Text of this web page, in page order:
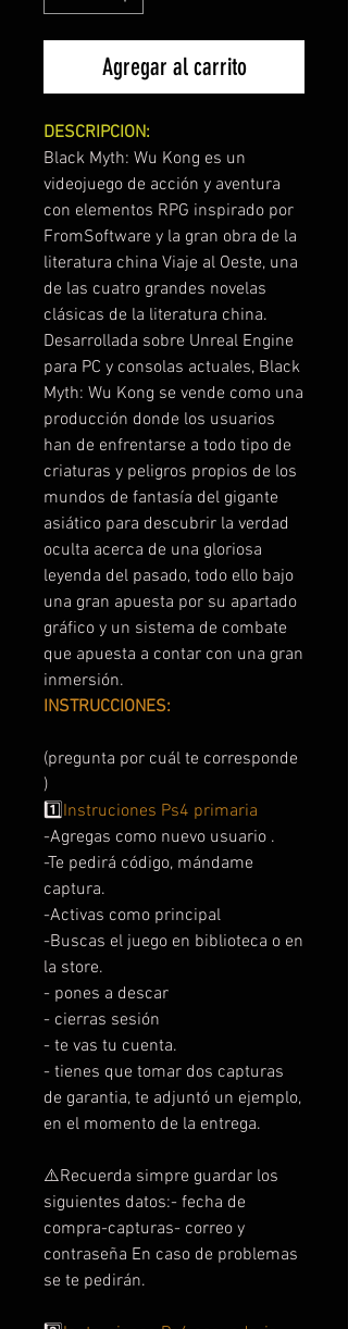
Agregar al carrito
DESCRIPCION:
Black Myth: Wu Kong es un
videojuego de acción y aventura
con elementos RPG inspirado por
FromSoftware y la gran obra de la
literatura china Viaje al Oeste, una
de las cuatro grandes novelas
clásicas de la literatura china.
Desarrollada sobre Unreal Engine
para PC y consolas actuales, Black
Myth: Wu Kong se vende como una
producción donde los usuarios
han de enfrentarse a todo tipo de
criaturas y peligros propios de los
mundos de fantasía del gigante
asiático para descubrir la verdad
oculta acerca de una gloriosa
leyenda del pasado, todo ello bajo
una gran apuesta por su apartado
gráfico y un sistema de combate
que apuesta a contar con una gran
inmersión.
INSTRUCCIONES:
(pregunta por cuál te corresponde
)
1️⃣Instruciones Ps4 primaria
-Agregas como nuevo usuario .
-Te pedirá código, mándame
captura.
-Activas como principal
-Buscas el juego en biblioteca o en
la store.
- pones a descar
- cierras sesión
- te vas tu cuenta.
- tienes que tomar dos capturas
de garantia, te adjuntó un ejemplo,
en el momento de la entrega.
⚠️Recuerda simpre guardar los
siguientes datos:- fecha de
compra-capturas- correo y
contraseña En caso de problemas
se te pedirán.